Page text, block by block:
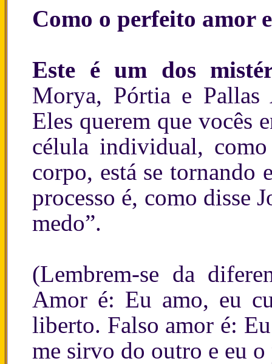
Como o perfeito amor
Este é um dos
Morya, Pórtia e Pallas
Eles querem que vocês
célula individual,
corpo, está se tornando
processo é, como disse
medo”.
(Lembrem-se da
Amor é: Eu amo, eu
liberto. Falso amor é:
me sirvo do outro e eu